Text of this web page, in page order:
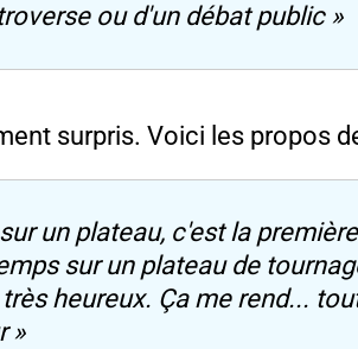
ou d'un débat public »
surpris. Voici les propos
un plateau, c'est la
sur un plateau de
heureux. Ça me rend...
»